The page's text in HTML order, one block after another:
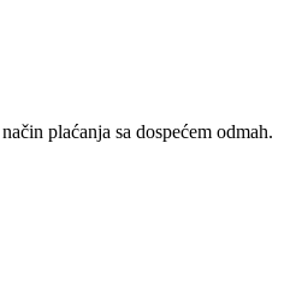
plaćanja sa dospećem odmah.